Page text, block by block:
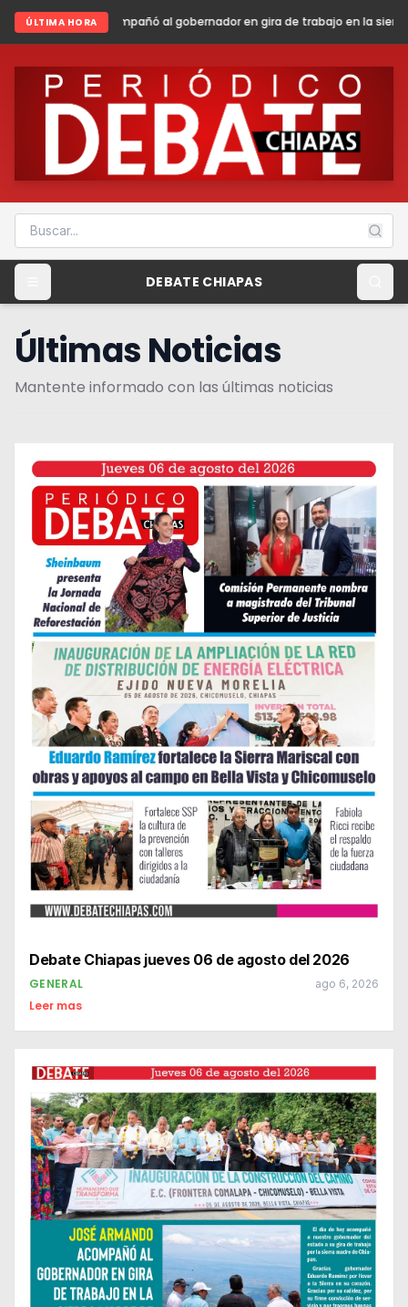
ÚLTIMA HORA
al gobernador en gira de trabajo en la sierra madre de Chiapas
DEBATE CHIAPAS
Últimas Noticias
Mantente informado con las últimas noticias
Debate Chiapas jueves 06 de agosto del 2026
GENERAL ago 6, 2026
Leer mas